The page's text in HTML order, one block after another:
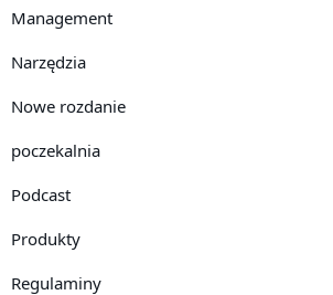
Management
Narzędzia
Nowe rozdanie
poczekalnia
Podcast
Produkty
Regulaminy